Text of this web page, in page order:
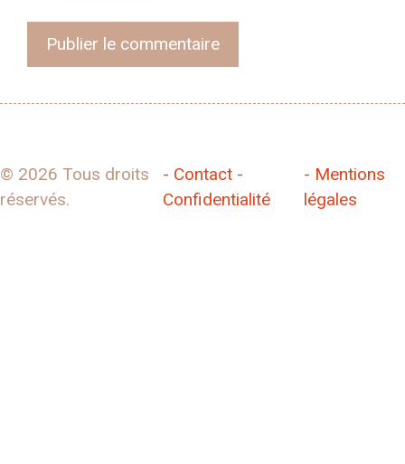
© 2026 Tous droits
réservés.
- Contact -
Confidentialité
- Mentions
légales